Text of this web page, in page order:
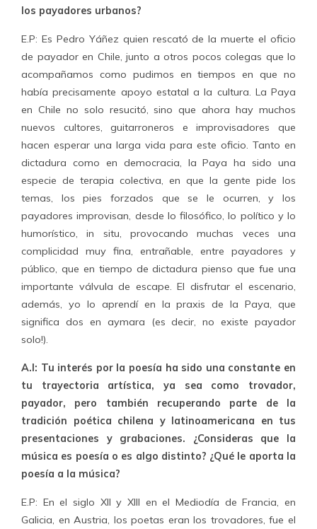
los payadores urbanos?
E.P: Es Pedro Yáñez quien rescató de la muerte el oficio
de payador en Chile, junto a otros pocos colegas que lo
acompañamos como pudimos en tiempos en que no
había precisamente apoyo estatal a la cultura. La Paya
en Chile no solo resucitó, sino que ahora hay muchos
nuevos cultores, guitarroneros e improvisadores que
hacen esperar una larga vida para este oficio. Tanto en
dictadura como en democracia, la Paya ha sido una
especie de terapia colectiva, en que la gente pide los
temas, los pies forzados que se le ocurren, y los
payadores improvisan, desde lo filosófico, lo político y lo
humorístico, in situ, provocando muchas veces una
complicidad muy fina, entrañable, entre payadores y
público, que en tiempo de dictadura pienso que fue una
importante válvula de escape. El disfrutar el escenario,
además, yo lo aprendí en la praxis de la Paya, que
significa dos en aymara (es decir, no existe payador
solo!).
A.I: Tu interés por la poesía ha sido una constante en
tu trayectoria artística, ya sea como trovador,
payador, pero también recuperando parte de la
tradición poética chilena y latinoamericana en tus
presentaciones y grabaciones. ¿Consideras que la
música es poesía o es algo distinto? ¿Qué le aporta la
poesía a la música?
E.P: En el siglo XII y XIII en el Mediodía de Francia, en
Galicia, en Austria, los poetas eran los trovadores, fue el